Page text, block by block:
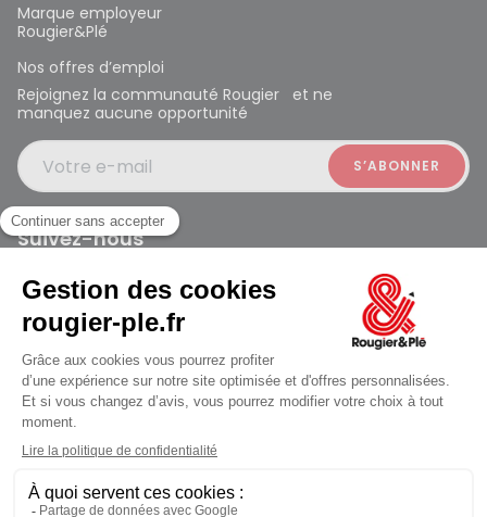
Marque employeur
Rougier&Plé
Nos offres d’emploi
Rejoignez la communauté Rougier et ne
manquez aucune opportunité
Votre e-mail
Suivez-nous
Rougier et Plé 2024 Copyright
Mentions légales
Conditions générales des ventes